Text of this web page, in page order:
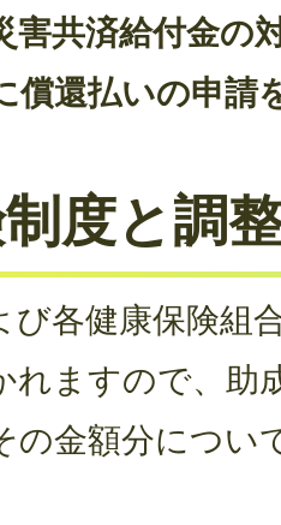
害共済給付金
償還払いの申請
度と調
び各健康保険組
れますので、助
の金額分につい